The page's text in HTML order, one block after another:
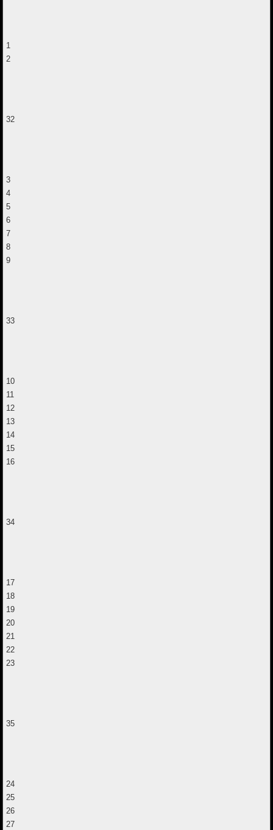
1
2
32
3
4
5
6
7
8
9
33
10
11
12
13
14
15
16
34
17
18
19
20
21
22
23
35
24
25
26
27